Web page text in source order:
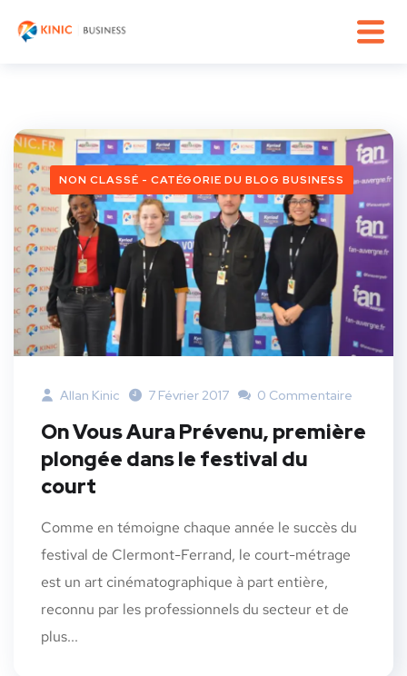
NON CLASSÉ - CATÉGORIE DU BLOG BUSINESS
Allan Kinic 7 Février 2017 0 Commentaire
On Vous Aura Prévenu, première
plongée dans le festival du
court
Comme en témoigne chaque année le succès du
festival de Clermont-Ferrand, le court-métrage
est un art cinématographique à part entière,
reconnu par les professionnels du secteur et de
plus...